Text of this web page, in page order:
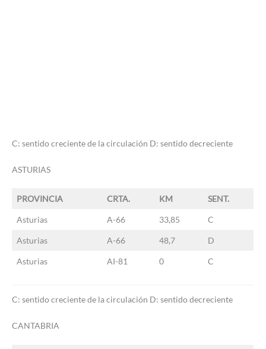
C: sentido creciente de la circulación D: sentido decreciente
ASTURIAS
PROVINCIA CRTA. KM SENT.
Asturias A-66 33,85 C
Asturias A-66 48,7 D
Asturias AI-81 0 C
C: sentido creciente de la circulación D: sentido decreciente
CANTABRIA